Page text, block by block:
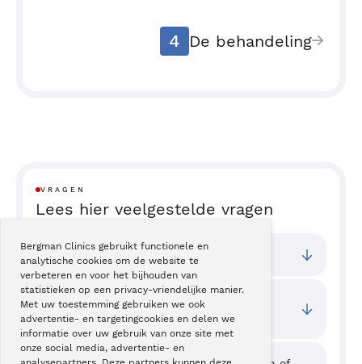
Bergman Clinics gebruikt functionele en
analytische cookies om de website te
verbeteren en voor het bijhouden van
statistieken op een privacy-vriendelijke manier.
Met uw toestemming gebruiken we ook
advertentie- en targetingcookies en delen we
informatie over uw gebruik van onze site met
onze social media, advertentie- en
4 De behandeling
VRAGEN
Lees hier veelgestelde vragen
Bij welke vestigingen kan ik terecht?
Wat zijn de toegangstijden van deze
behandeling?